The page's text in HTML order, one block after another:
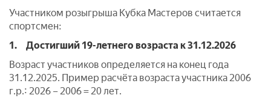
Участником розыгрыша Кубка Мастеров считается
спортсмен:
1.
Достигший 19-летнего возраста к 31.12.2026
Возраст участников определяется на конец года
31.12.2025. Пример расчёта возраста участника 2006
г.р.: 2026 – 2006 = 20 лет.